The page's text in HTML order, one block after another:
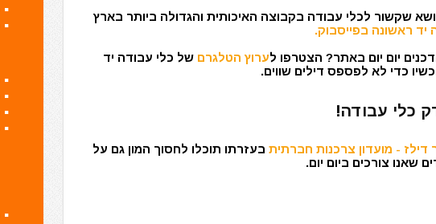
שקשור לכלי עבודה בקבוצה האיכותית והגדולה ביותר בארץ
יד ראשונה בפייסבוק.
יום יום באתר? הצטרפו לערוץ הטלגרם של כלי עבודה יד
כדי לא לפספס דילים שווים.
כלי עבודה!
דילז - מועדון צרכנות חברתית בעזרתו תוכלו לחסוך המון גם על
שאנו צורכים ביום יום.